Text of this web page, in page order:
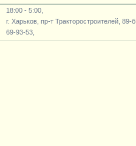
18:00 - 5:00,
г. Харьков, пр-т Тракторостроителей, 89-б,
69-93-53,